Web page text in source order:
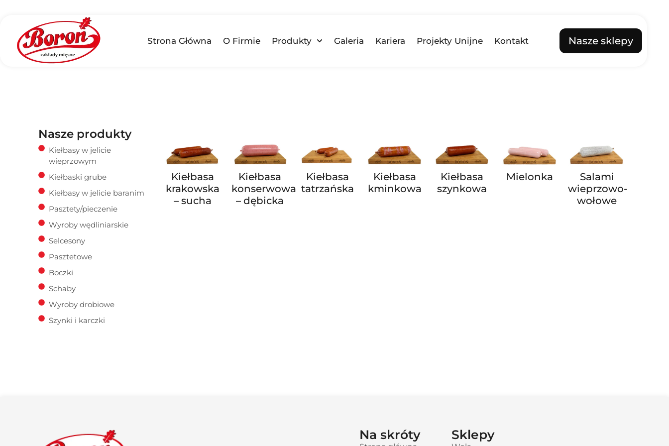
Strona Główna O Firmie Produkty Galeria Kariera Projekty Unijne Kontakt Nasze sklepy
Nasze produkty
Kiełbasy w jelicie
wieprzowym
Kiełbaski grube
Kiełbasy w jelicie baranim
Pasztety/pieczenie
Wyroby wędliniarskie
Selcesony
Pasztetowe
Boczki
Schaby
Wyroby drobiowe
Szynki i karczki
Kiełbasa
krakowska
– sucha
Kiełbasa
konserwowa
– dębicka
Kiełbasa
tatrzańska
Kiełbasa
kminkowa
Kiełbasa
szynkowa
Mielonka
Salami
wieprzowo-
wołowe
Na skróty Sklepy